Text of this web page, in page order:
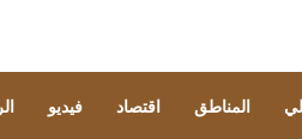
المناطق اقتصاد فيديو